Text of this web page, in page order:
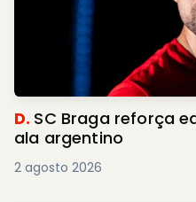
D. SC Braga reforça
ala argentino
2 agosto 2026